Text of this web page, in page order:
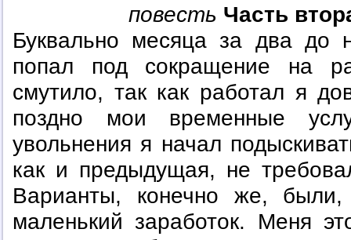
повесть Часть
Буквально месяца за два
попал под сокращение на
смутило, так как работал я
поздно мои временные
увольнения я начал
как и предыдущая, не
Варианты, конечно же,
маленький заработок. Меня